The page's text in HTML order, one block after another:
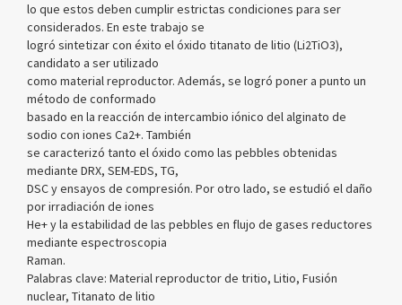
lo que estos deben cumplir estrictas condiciones para ser
considerados. En este trabajo se
logró sintetizar con éxito el óxido titanato de litio (Li2TiO3),
candidato a ser utilizado
como material reproductor. Además, se logró poner a punto un
método de conformado
basado en la reacción de intercambio iónico del alginato de
sodio con iones Ca2+. También
se caracterizó tanto el óxido como las pebbles obtenidas
mediante DRX, SEM-EDS, TG,
DSC y ensayos de compresión. Por otro lado, se estudió el daño
por irradiación de iones
He+ y la estabilidad de las pebbles en flujo de gases reductores
mediante espectroscopia
Raman.
Palabras clave: Material reproductor de tritio, Litio, Fusión
nuclear, Titanato de litio